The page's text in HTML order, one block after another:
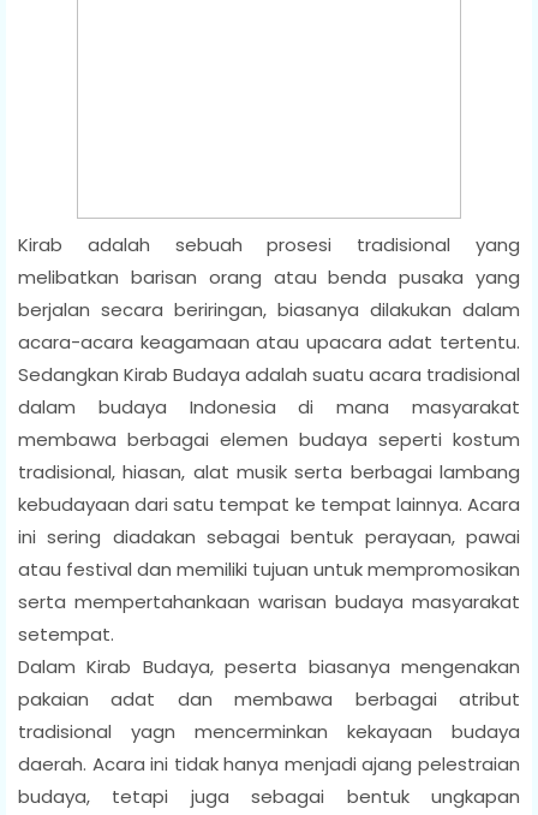
Kirab adalah sebuah prosesi tradisional yang
melibatkan barisan orang atau benda pusaka yang
berjalan secara beriringan, biasanya dilakukan dalam
acara-acara keagamaan atau upacara adat tertentu.
Sedangkan Kirab Budaya adalah suatu acara tradisional
dalam budaya Indonesia di mana masyarakat
membawa berbagai elemen budaya seperti kostum
tradisional, hiasan, alat musik serta berbagai lambang
kebudayaan dari satu tempat ke tempat lainnya. Acara
ini sering diadakan sebagai bentuk perayaan, pawai
atau festival dan memiliki tujuan untuk mempromosikan
serta mempertahankaan warisan budaya masyarakat
setempat.
Dalam Kirab Budaya, peserta biasanya mengenakan
pakaian adat dan membawa berbagai atribut
tradisional yagn mencerminkan kekayaan budaya
daerah. Acara ini tidak hanya menjadi ajang pelestraian
budaya, tetapi juga sebagai bentuk ungkapan